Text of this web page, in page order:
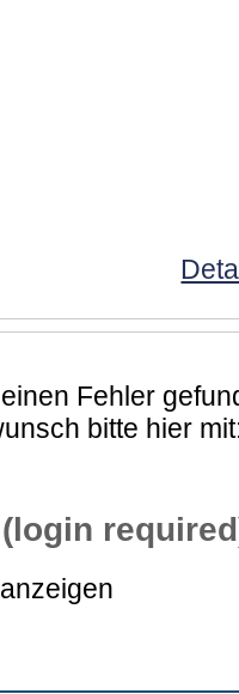
Fehler
bitte hier